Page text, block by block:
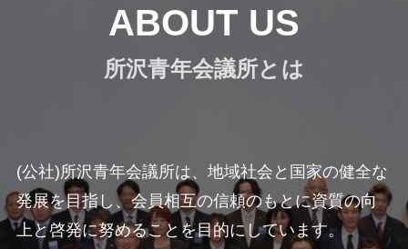
ABOUT US
所沢青年会議所とは
(公社)所沢青年会議所は、地域社会と国家の健全な
発展を目指し、会員相互の信頼のもとに資質の向
上と啓発に努めることを目的にしています。